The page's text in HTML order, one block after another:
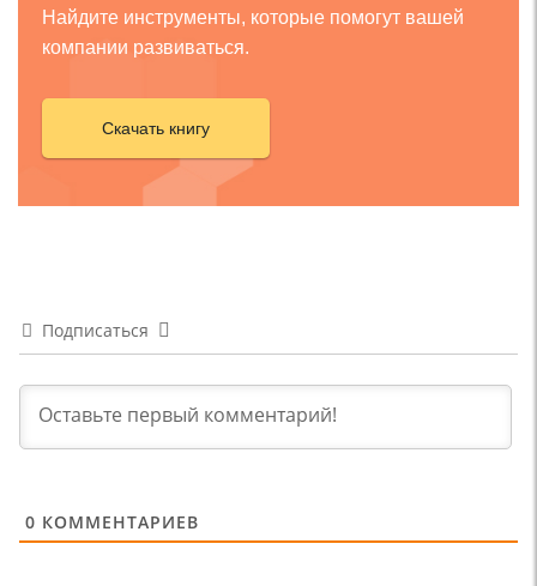
Найдите инструменты, которые помогут вашей
компании развиваться.
Скачать книгу
Подписаться
0 КОММЕНТАРИЕВ